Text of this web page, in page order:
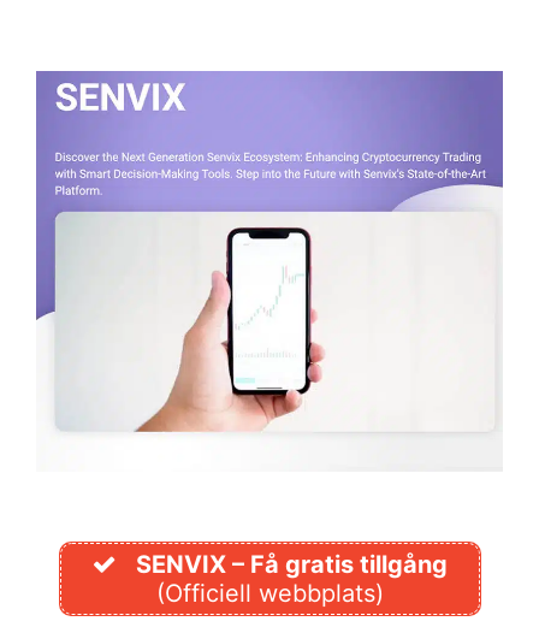
SENVIX – Få gratis tillgång
(Officiell webbplats)